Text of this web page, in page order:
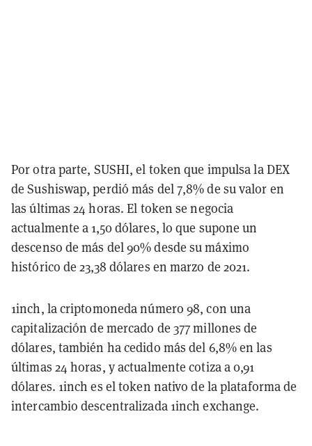
Por otra parte, SUSHI, el token que impulsa la DEX
de Sushiswap, perdió más del 7,8% de su valor en
las últimas 24 horas. El token se negocia
actualmente a 1,50 dólares, lo que supone un
descenso de más del 90% desde su máximo
histórico de 23,38 dólares en marzo de 2021.
1inch, la criptomoneda número 98, con una
capitalización de mercado de 377 millones de
dólares, también ha cedido más del 6,8% en las
últimas 24 horas, y actualmente cotiza a 0,91
dólares. 1inch es el token nativo de la plataforma de
intercambio descentralizada 1inch exchange.